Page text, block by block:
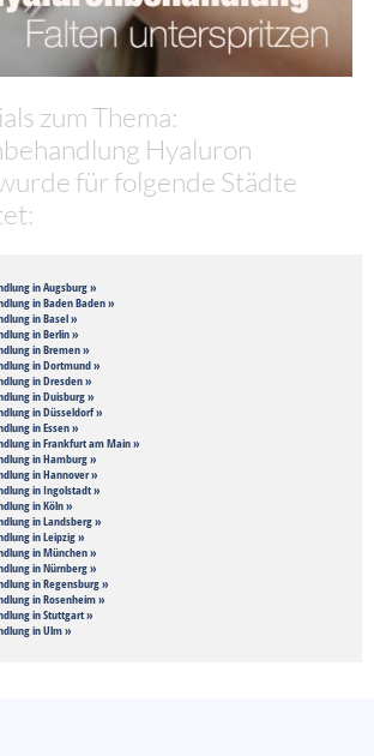
zum Thema:
Hyaluron
für folgende Städte
in Augsburg »
in Baden Baden »
in Basel »
in Berlin »
in Bremen »
in Dortmund »
in Dresden »
in Duisburg »
in Düsseldorf »
in Essen »
in Frankfurt am Main »
in Hamburg »
in Hannover »
in Ingolstadt »
in Köln »
in Landsberg »
in Leipzig »
in München »
in Nürnberg »
in Regensburg »
in Rosenheim »
in Stuttgart »
in Ulm »